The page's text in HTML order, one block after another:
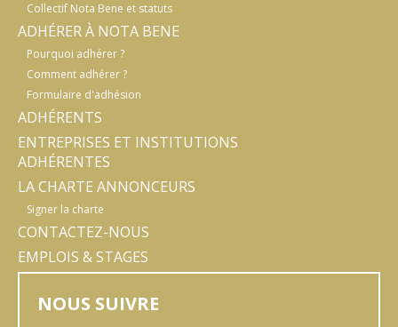
Collectif Nota Bene et statuts
ADHÉRER À NOTA BENE
Pourquoi adhérer ?
Comment adhérer ?
Formulaire d'adhésion
ADHÉRENTS
ENTREPRISES ET INSTITUTIONS
ADHÉRENTES
LA CHARTE ANNONCEURS
Signer la charte
CONTACTEZ-NOUS
EMPLOIS & STAGES
NOUS SUIVRE